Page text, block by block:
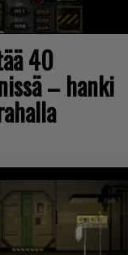
40
– hanki